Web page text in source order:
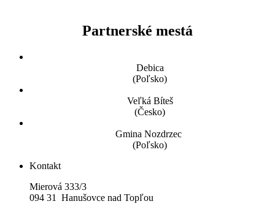
Partnerské mestá
Debica
(Poľsko)
Veľká Bíteš
(Česko)
Gmina Nozdrzec
(Poľsko)
Kontakt
Mierová 333/3
094 31 Hanušovce nad Topľou